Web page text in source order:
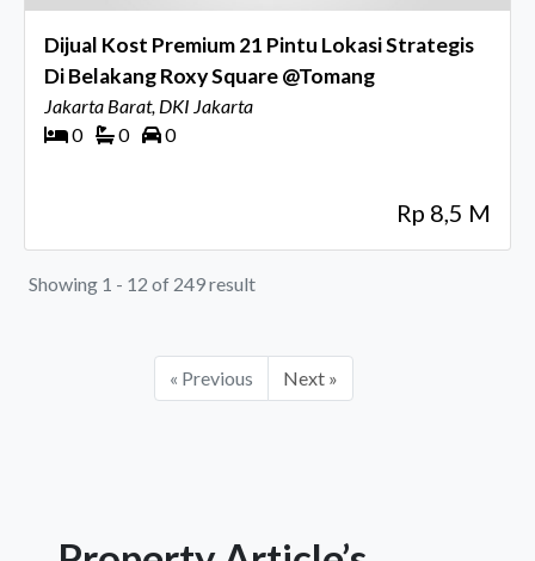
Dijual Kost Premium 21 Pintu Lokasi Strategis
Di Belakang Roxy Square @Tomang
Jakarta Barat, DKI Jakarta
0
0 0
Rp 8,5 M
Showing 1 - 12 of 249 result
« Previous Next »